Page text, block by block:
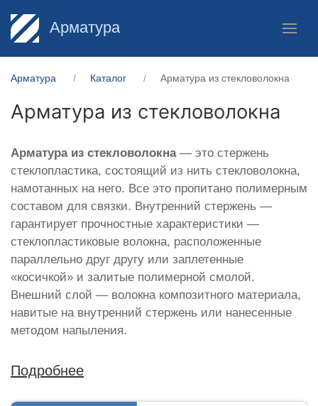
Арматура
Арматура Каталог Арматура из стекловолокна
Арматура из стекловолокна
Арматура из стекловолокна— это стержень
стеклопластика, состоящий из нить стекловолокна,
намотанных на него. Все это пропитано полимерным
составом для связки. Внутренний стержень —
гарантирует прочностные характеристики —
стеклопластиковые волокна, расположенные
параллельно друг другу или заплетенные
«косичкой» и залитые полимерной смолой.
Внешний слой — волокна композитного материала,
навитые на внутренний стержень или нанесенные
методом напыления.
Подробнее